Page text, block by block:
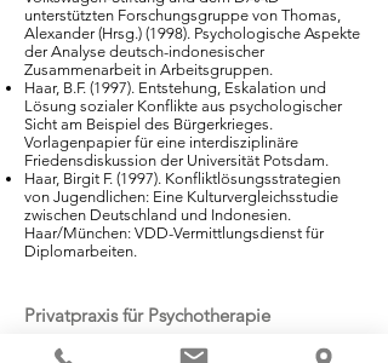
unterstützten Forschungsgruppe von Thomas,
Alexander (Hrsg.) (1998). Psychologische Aspekte
der Analyse deutsch-indonesischer
Zusammenarbeit in Arbeitsgruppen.
Haar, B.F. (1997). Entstehung, Eskalation und
Lösung sozialer Konflikte aus psychologischer
Sicht am Beispiel des Bürgerkrieges.
Vorlagenpapier für eine interdisziplinäre
Friedensdiskussion der Universität Potsdam.
Haar, Birgit F. (1997). Konfliktlösungsstrategien
von Jugendlichen: Eine Kulturvergleichsstudie
zwischen Deutschland und Indonesien.
Haar/München: VDD-Vermittlungsdienst für
Diplomarbeiten.
Privatpraxis für Psychotherapie